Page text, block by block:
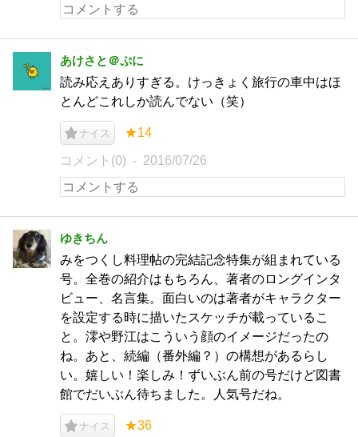
あけさと＠ぷに
読み応えありすぎる。けっきょく旅行の車中はほ
とんどこれしか読んでない（笑）
ナイス ★14
コメント(0) 2016/07/26
ゆきちん
みをつくし料理帖の完結記念特集が組まれている
号。全巻の紹介はもちろん、著者のロングインタ
ビュー、名言集。面白いのは著者がキャラクター
を設定する時に描いたスケッチが載っているこ
と。澪や野江はこういう顔のイメージだったの
ね。あと、続編（番外編？）の構想があるらし
い。嬉しい！楽しみ！ずいぶん前の号だけど図書
館でだいぶん待ちました。人気号だね。
ナイス ★36